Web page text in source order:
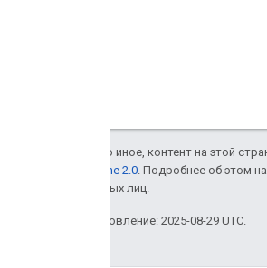
Если не указано иное, контент на этой
лицензии Apache 2.0 . Подробнее об этом
аффилированных лиц.
Последнее обновление: 2025-08-29 UTC.